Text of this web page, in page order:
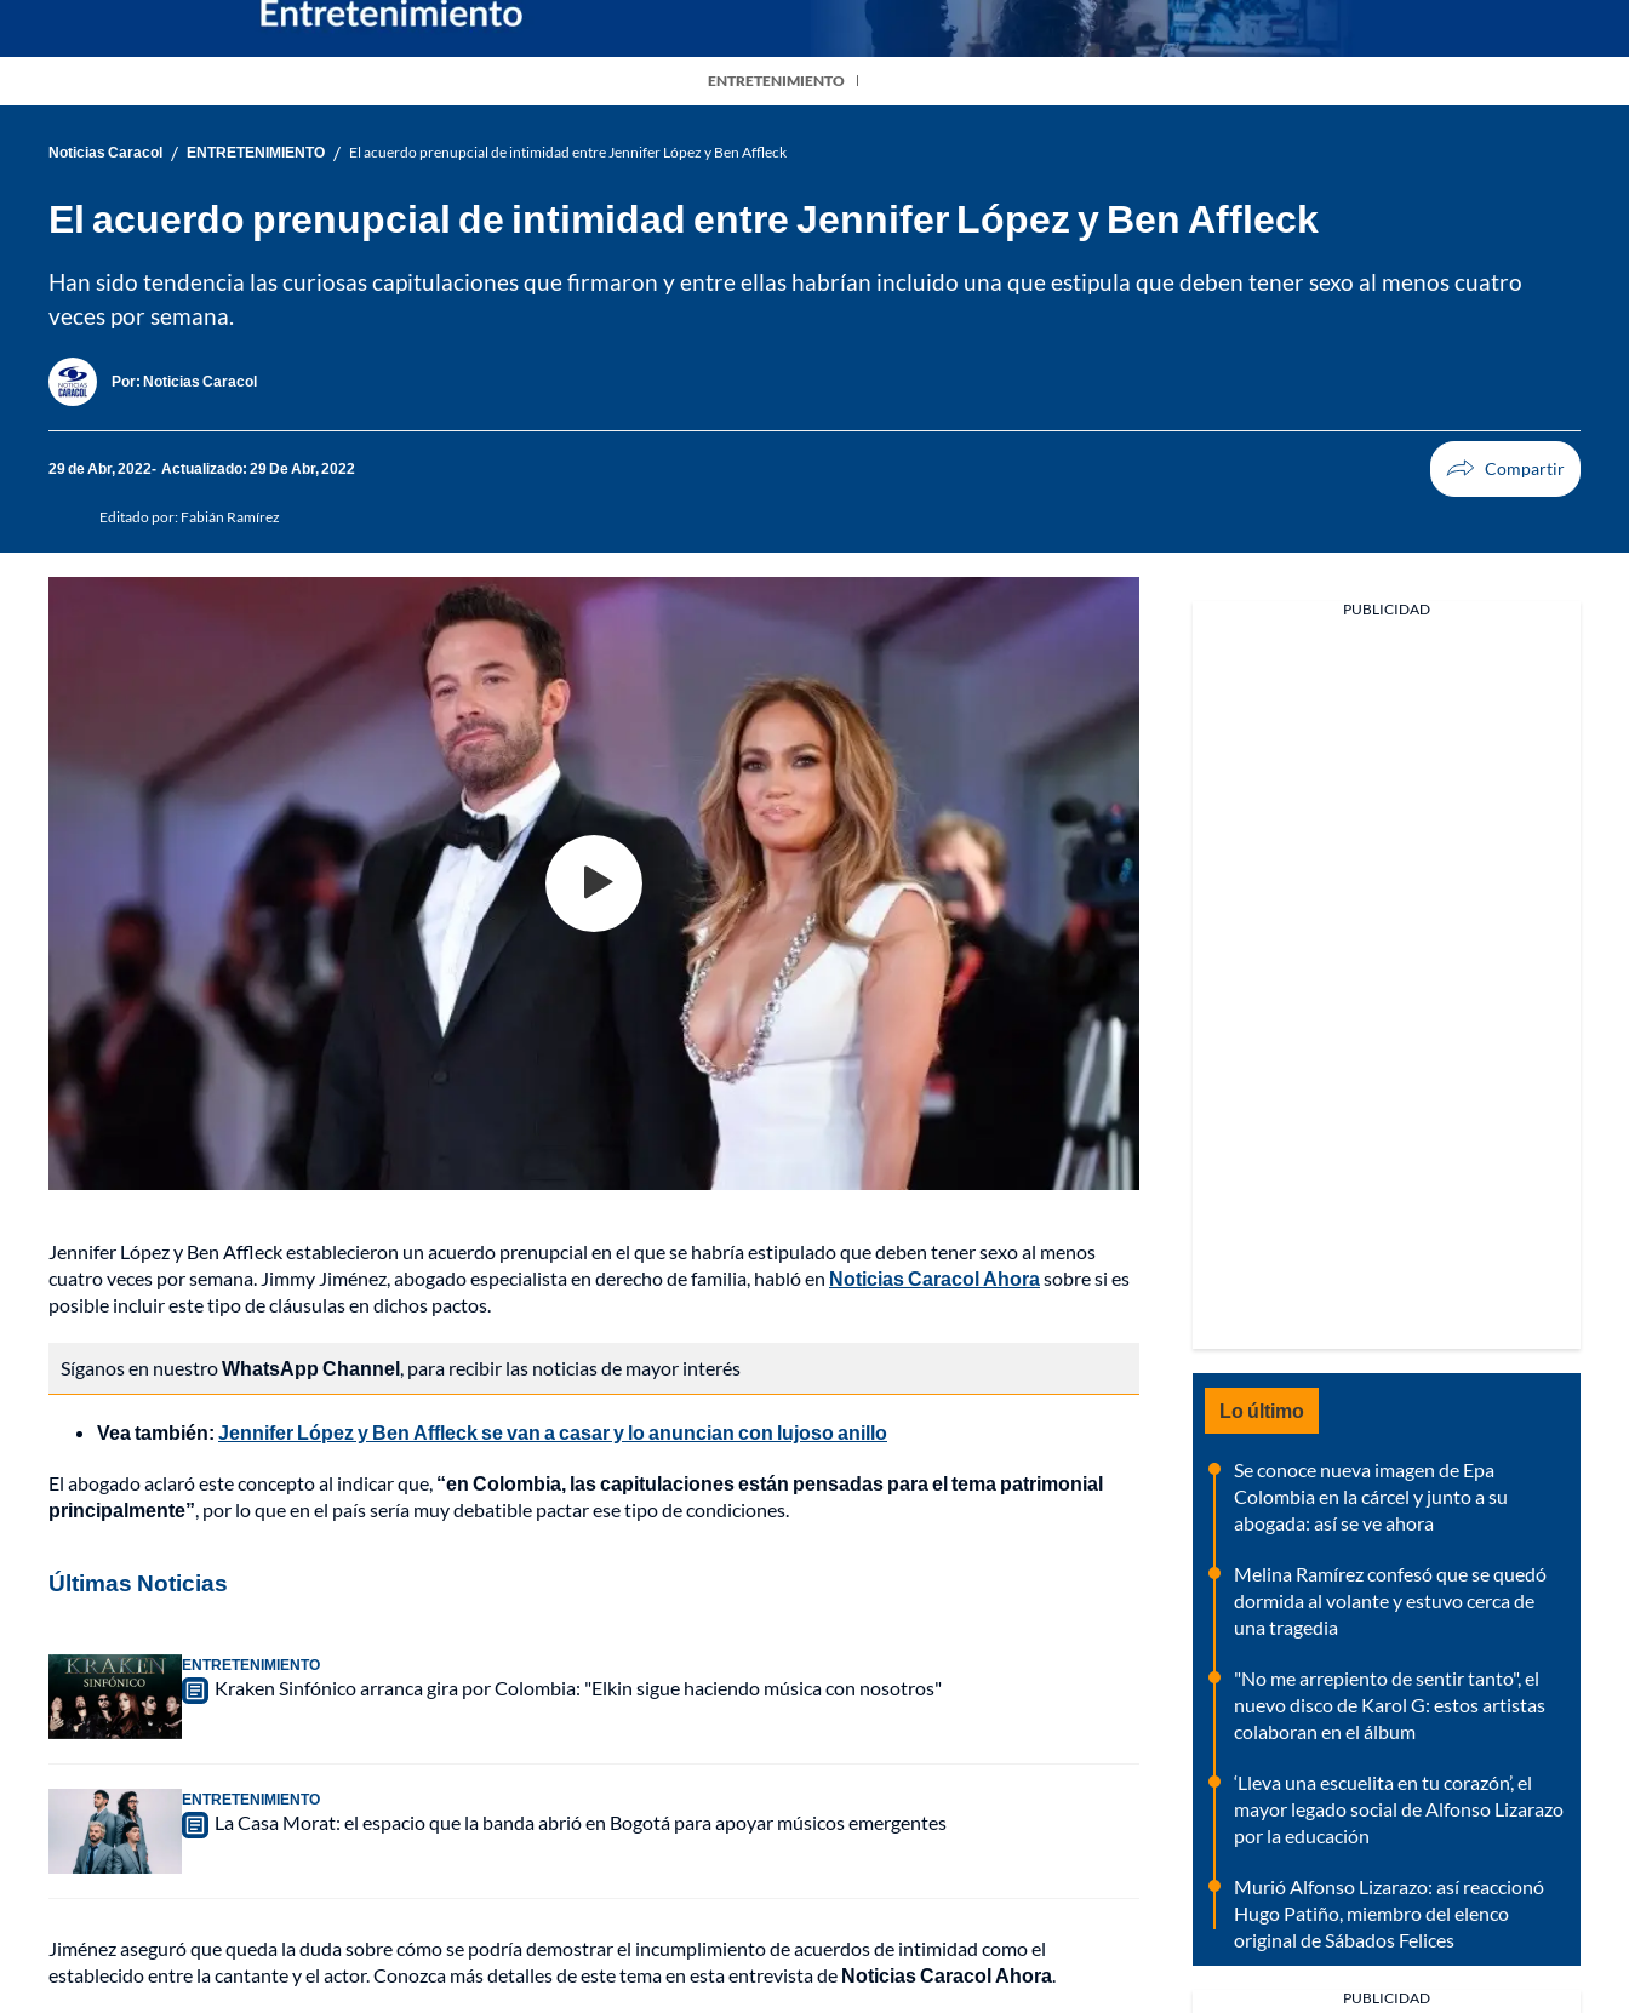
ENTRETENIMIENTO
Noticias Caracol / ENTRETENIMIENTO / El acuerdo prenupcial de intimidad entre Jennifer López y Ben Affleck
El acuerdo prenupcial de intimidad entre Jennifer López y Ben Affleck
Han sido tendencia las curiosas capitulaciones que firmaron y entre ellas habrían incluido una que estipula que deben tener sexo al menos cuatro
veces por semana.
Por: Noticias Caracol
29 de Abr, 2022 Actualizado: 29 De Abr, 2022
Editado por: Fabián Ramírez
Jennifer López y Ben Affleck establecieron un acuerdo prenupcial en el que se habría estipulado que deben tener sexo al menos
cuatro veces por semana. Jimmy Jiménez, abogado especialista en derecho de familia, habló en Noticias Caracol Ahorasobre si es
posible incluir este tipo de cláusulas en dichos pactos.
Síganos en nuestroWhatsApp Channel, para recibir las noticias de mayor interés
Vea también: Jennifer López y Ben Affleck se van a casar y lo anuncian con lujoso anillo
El abogado aclaró este concepto al indicar que, “en Colombia, las capitulaciones están pensadas para el tema patrimonial
principalmente”, por lo que en el país sería muy debatible pactar ese tipo de condiciones.
Últimas Noticias
ENTRETENIMIENTO
Kraken Sinfónico arranca gira por Colombia: "Elkin sigue haciendo música con nosotros"
ENTRETENIMIENTO
La Casa Morat: el espacio que la banda abrió en Bogotá para apoyar músicos emergentes
Jiménez aseguró que queda la duda sobre cómo se podría demostrar el incumplimiento de acuerdos de intimidad como el
establecido entre la cantante y el actor. Conozca más detalles de este tema en esta entrevista de Noticias Caracol Ahora.
PUBLICIDAD
Lo último
Se conoce nueva imagen de Epa
Colombia en la cárcel y junto a su
abogada: así se ve ahora
Melina Ramírez confesó que se quedó
dormida al volante y estuvo cerca de
una tragedia
"No me arrepiento de sentir tanto", el
nuevo disco de Karol G: estos artistas
colaboran en el álbum
‘Lleva una escuelita en tu corazón’, el
mayor legado social de Alfonso Lizarazo
por la educación
Murió Alfonso Lizarazo: así reaccionó
Hugo Patiño, miembro del elenco
original de Sábados Felices
PUBLICIDAD